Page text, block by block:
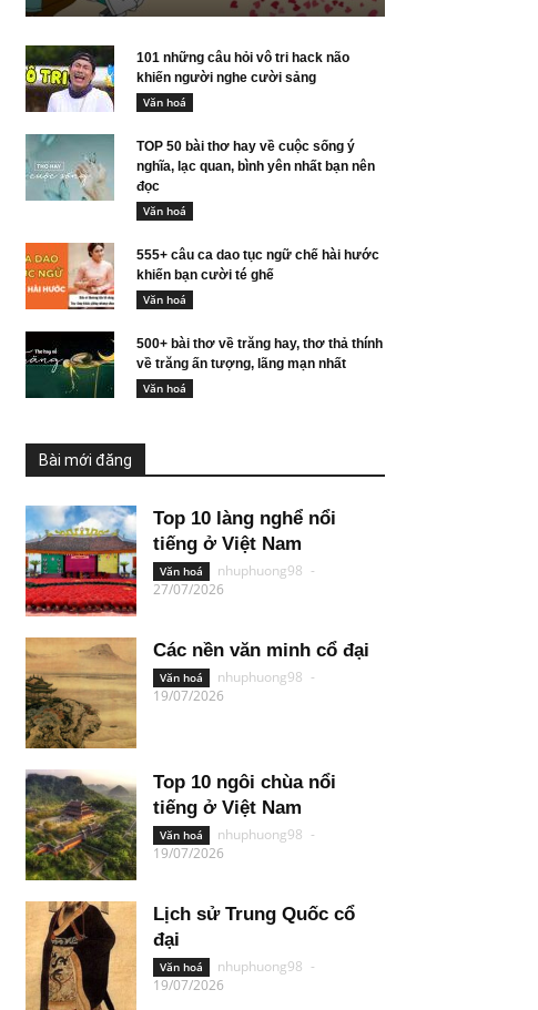
101 những câu hỏi vô tri hack não
khiến người nghe cười sảng
Văn hoá
TOP 50 bài thơ hay về cuộc sống ý
nghĩa, lạc quan, bình yên nhất bạn nên
đọc
Văn hoá
555+ câu ca dao tục ngữ chế hài hước
khiến bạn cười té ghế
Văn hoá
500+ bài thơ về trăng hay, thơ thả thính
về trăng ấn tượng, lãng mạn nhất
Văn hoá
Bài mới đăng
Top 10 làng nghể nổi
tiếng ở Việt Nam
Văn hoá nhuphuong98 -
27/07/2026
Các nền văn minh cổ đại
Văn hoá nhuphuong98 -
19/07/2026
Top 10 ngôi chùa nổi
tiếng ở Việt Nam
Văn hoá nhuphuong98 -
19/07/2026
Lịch sử Trung Quốc cổ
đại
Văn hoá nhuphuong98 -
19/07/2026